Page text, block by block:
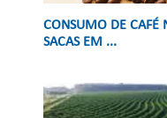
CONSUMO DE CAFÉ
SACAS EM ...